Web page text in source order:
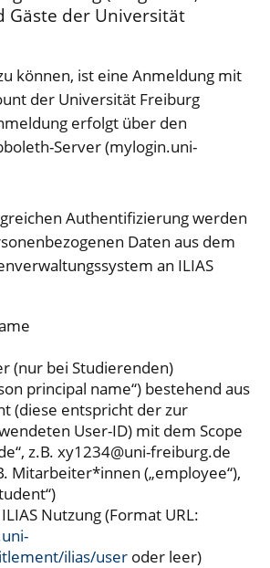
Gäste der Universität
können, ist eine Anmeldung mit
der Universität Freiburg
erfolgt über den
Server (mylogin.uni-
Authentifizierung werden
Daten aus dem
an ILIAS
(nur bei Studierenden)
principal name“) bestehend aus
(diese entspricht der zur
User-ID) mit dem Scope
“, z.B. xy1234@uni-freiburg.de
Mitarbeiter*innen („employee“),
Nutzung (Format URL:
ilias/user oder leer)